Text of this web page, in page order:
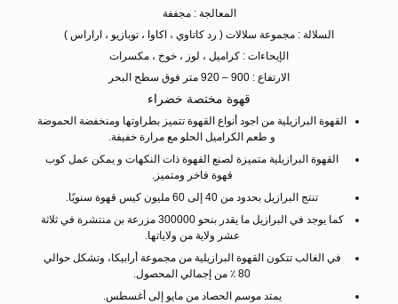
المعالجة : مجففة
السلالة : مجموعة سلالات ( رد كاتاوي ، اكاوا ، توبازيو ، اراراس )
الإيحاءات : كراميل ، لوز ، خوخ ، مكسرات
الارتفاع : 900 – 920 متر فوق سطح البحر
قهوة مختصة خضراء
القهوة البرازيلية من اجود أنواع القهوة تتميز بطراوتها ومنخفضة الحموضة
و طعم الكراميل الحلو مع مرارة خفيفة.
القهوة البرازيلية متميزة لصنع القهوة ذات النكهات و يمكن عمل كوب
قهوة فاخر ومتميز.
تنتج البرازيل بحدود من 40 إلى 60 مليون كيس قهوة سنويًا.
كما يوجد في البرازيل ما يقدر بنحو 300000 مزرعة بن منتشرة في ثلاثة
عشر ولاية من ولاياتها.
في الغالب تتكون القهوة البرازيلية من مجموعة أرابيكا، وتشكل حوالي
80 ٪ من إجمالي المحصول.
يمتد موسم الحصاد من مايو إلى أغسطس.